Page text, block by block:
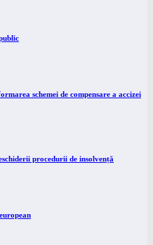
schemei de compensare a accizei
procedurii de insolvență